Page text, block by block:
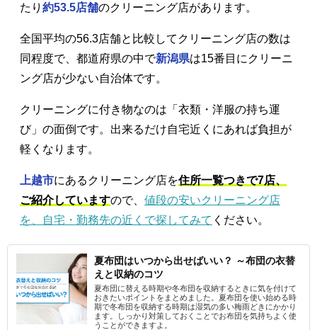
たり 約53.5店舗のクリーニング店があります。
全国平均の56.3店舗と比較してクリーニング店の数は
同程度で、都道府県の中で新潟県は15番目にクリーニ
ング店が少ない自治体です。
クリーニングに付き物なのは「衣類・洋服の持ち運
び」の面倒です。出来るだけ自宅近くにあれば負担が
軽くなります。
上越市にあるクリーニング店を住所一覧つきで7店、
ご紹介していますので、 値段の安いクリーニング店
を、自宅・勤務先の近くで探してみて ください。
夏布団はいつから出せばいい？ ～布団の衣替
えと収納のコツ
夏布団に替える時期や冬布団を収納するときに気を付けて
おきたいポイントをまとめました。夏布団を使い始める時
期で冬布団を収納する時期は湿気の多い梅雨どきにかかり
ます。しっかり対策しておくことでお布団を気持ちよく使
うことができますよ。